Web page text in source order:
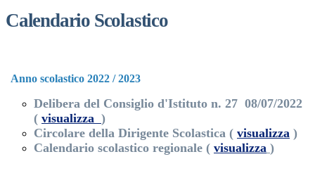
Calendario Scolastico
Anno scolastico 2022 / 2023
Delibera del Consiglio d'Istituto n. 27 08/07/2022
( visualizza )
Circolare della Dirigente Scolastica ( visualizza )
Calendario scolastico regionale ( visualizza )